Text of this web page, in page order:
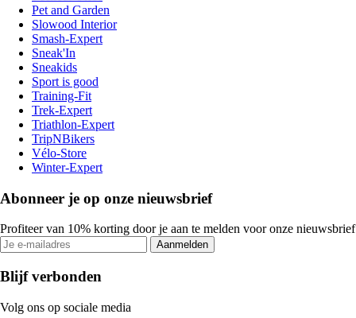
Pet and Garden
Slowood Interior
Smash-Expert
Sneak'In
Sneakids
Sport is good
Training-Fit
Trek-Expert
Triathlon-Expert
TripNBikers
Vélo-Store
Winter-Expert
Abonneer je op onze nieuwsbrief
Profiteer van 10% korting door je aan te melden voor onze nieuwsbrief
Aanmelden
Blijf verbonden
Volg ons op sociale media